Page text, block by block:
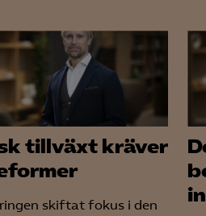
på olika webbplatser för att kunna
tillväxt kräver
skiftat fokus i den